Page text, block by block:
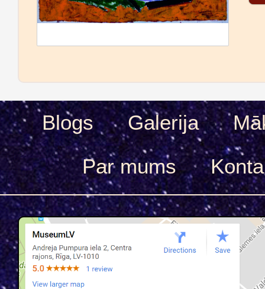
Blogs Galerija
Par mums